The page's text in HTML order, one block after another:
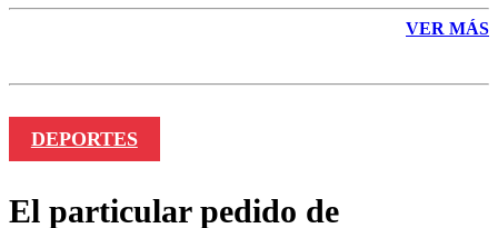
VER MÁS
DEPORTES
El particular pedido de